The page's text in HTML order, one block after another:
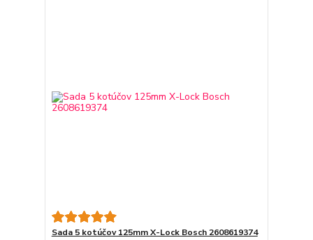
Sada 5 kotúčov 125mm X-Lock Bosch 2608619374